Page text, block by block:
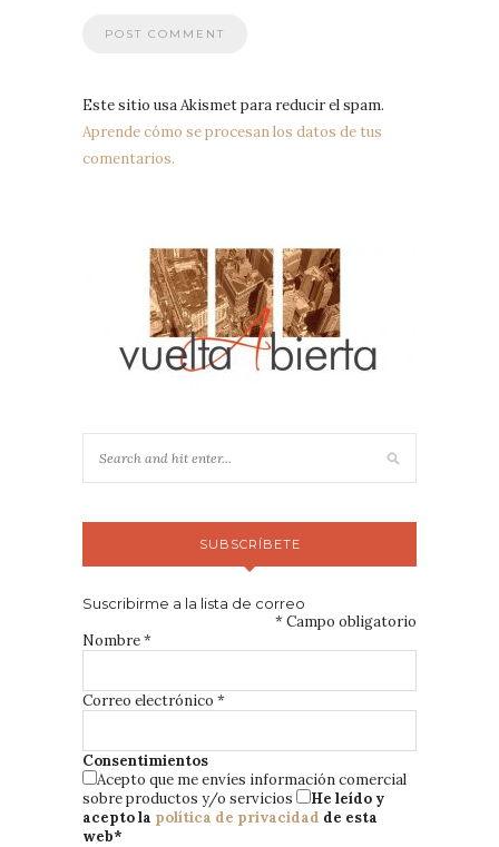
Este sitio usa Akismet para reducir el spam.
Aprende cómo se procesan los datos de tus
comentarios.
SUBSCRÍBETE
Suscribirme a la lista de correo
* Campo obligatorio
Nombre*
Correo electrónico *
Consentimientos
Acepto que me envíes información comercial
sobre productos y/o servicios
He leído y
acepto la política de privacidad de esta
web*